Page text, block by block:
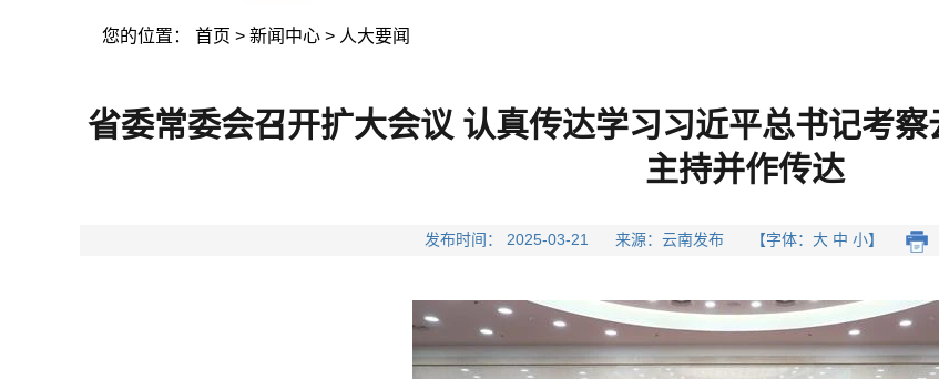
您的位置： 首页 > 新闻中心 > 人大要闻
省委常委会召开扩大会议 认真传达学习习近平总书记考
主持并作传达
发布时间： 2025-03-21 来源：云南发布 【字体：大 中 小】